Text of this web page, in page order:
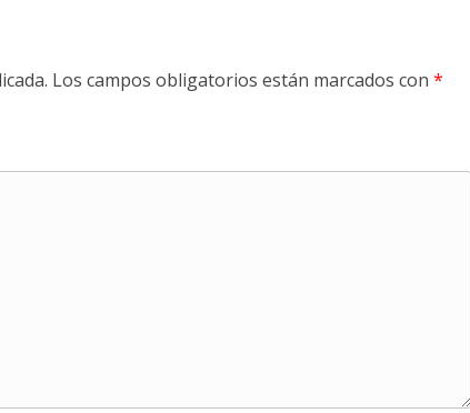
Los campos obligatorios están marcados con *